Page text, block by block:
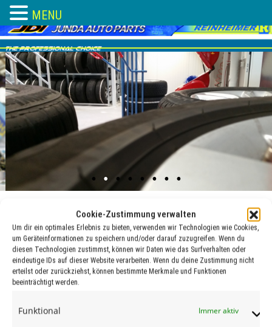
Cookie-Zustimmung verwalten
Um dir ein optimales Erlebnis zu bieten, verwenden wir Technologien wie Cookies,
um Geräteinformationen zu speichern und/oder darauf zuzugreifen. Wenn du
diesen Technologien zustimmst, können wir Daten wie das Surfverhalten oder
eindeutige IDs auf dieser Website verarbeiten. Wenn du deine Zustimmung nicht
erteilst oder zurückziehst, können bestimmte Merkmale und Funktionen
beeinträchtigt werden.
Funktional Immer aktiv
Skip
to
content
Industrieklebstoffe
adocom_Webservice 19 Jan. , 2018
MENU